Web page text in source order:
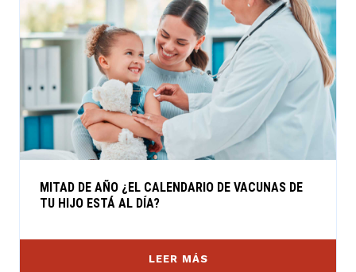
MITAD DE AÑO ¿EL CALENDARIO DE VACUNAS DE
TU HIJO ESTÁ AL DÍA?
LEER MÁS